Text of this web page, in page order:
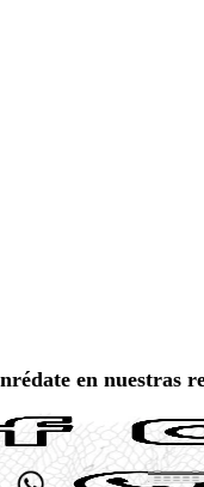
en nuestras